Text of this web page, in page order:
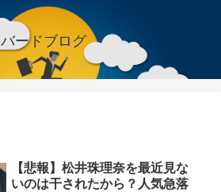
バードブログ
【悲報】松井珠理奈を最近見な
いのは干されたから？人気急落